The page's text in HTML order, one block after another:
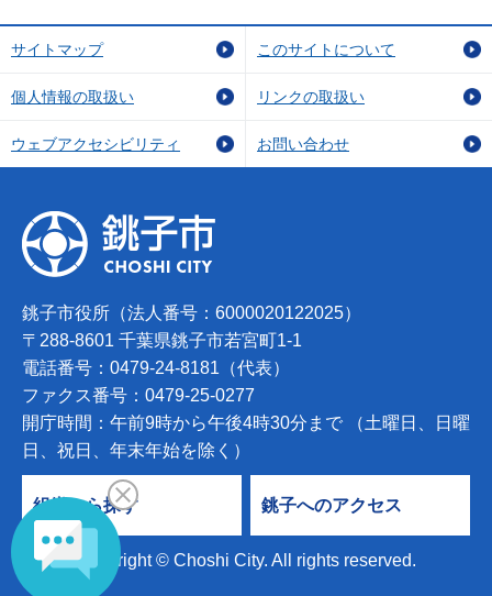
サイトマップ このサイトについて
個人情報の取扱い リンクの取扱い
ウェブアクセシビリティ お問い合わせ
銚子市役所（法人番号：6000020122025）
〒288-8601 千葉県銚子市若宮町1-1
電話番号：0479-24-8181（代表）
ファクス番号：0479-25-0277
開庁時間：午前9時から午後4時30分まで （土曜日、日曜
日、祝日、年末年始を除く）
組織から探す 銚子へのアクセス
Copyright © Choshi City. All rights reserved.